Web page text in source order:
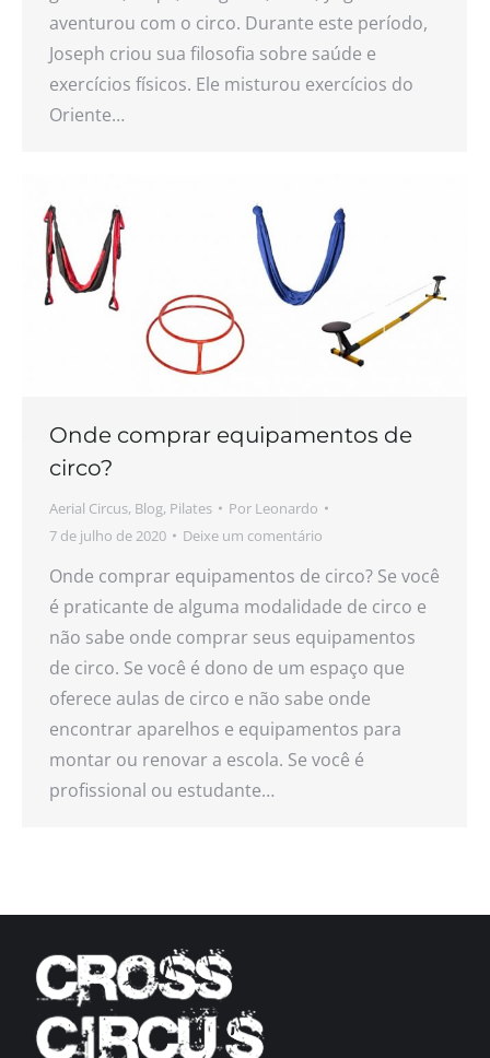
aventurou com o circo. Durante este período,
Joseph criou sua filosofia sobre saúde e
exercícios físicos. Ele misturou exercícios do
Oriente…
Onde comprar equipamentos de
circo?
Aerial Circus, Blog, Pilates Por Leonardo
7 de julho de 2020
Deixe um comentário
Onde comprar equipamentos de circo? Se você
é praticante de alguma modalidade de circo e
não sabe onde comprar seus equipamentos
de circo. Se você é dono de um espaço que
oferece aulas de circo e não sabe onde
encontrar aparelhos e equipamentos para
montar ou renovar a escola. Se você é
profissional ou estudante…